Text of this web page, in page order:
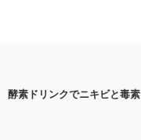
酵素ドリンクでニキビと毒